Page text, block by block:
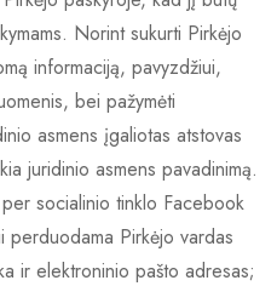
Norint sukurti Pirkėjo
informaciją, pavyzdžiui,
bei pažymėti
asmens įgaliotas atstovas
juridinio asmens pavadinimą.
socialinio tinklo Facebook
perduodama Pirkėjo vardas
ir elektroninio pašto adresas;